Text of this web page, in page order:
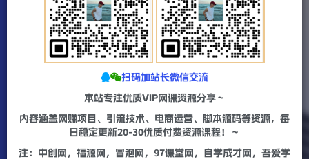
扫码加站长微信交流
本站专注优质VIP网课资源分享～
内容涵盖网赚项目、引流技术、电商运营、脚本源码等资源，每
日稳定更新20-30优质付费资源课程！～
注：中创网，福源网，冒泡网，97课堂网，自学成才网，吾爱学